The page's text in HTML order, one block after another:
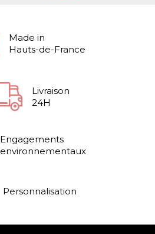
Made in
Hauts-de-France
Livraison
24H
Engagements
environnementaux
Personnalisation